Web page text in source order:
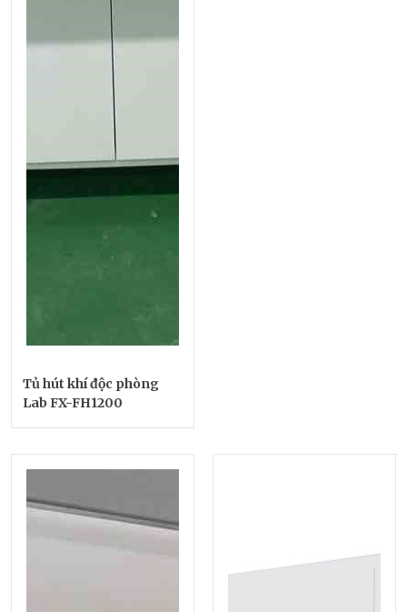
Tủ hút khí độc phòng
Lab FX-FH1200